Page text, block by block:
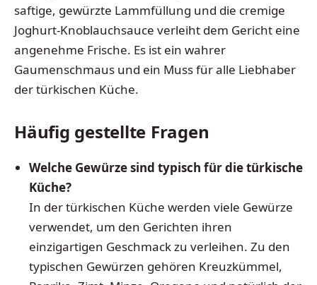
saftige, gewürzte Lammfüllung und die cremige
Joghurt-Knoblauchsauce verleiht dem Gericht eine
angenehme Frische. Es ist ein wahrer
Gaumenschmaus und ein Muss für alle Liebhaber
der türkischen Küche.
Häufig gestellte Fragen
Welche Gewürze sind typisch für die türkische
Küche?
In der türkischen Küche werden viele Gewürze
verwendet, um den Gerichten ihren
einzigartigen Geschmack zu verleihen. Zu den
typischen Gewürzen gehören Kreuzkümmel,